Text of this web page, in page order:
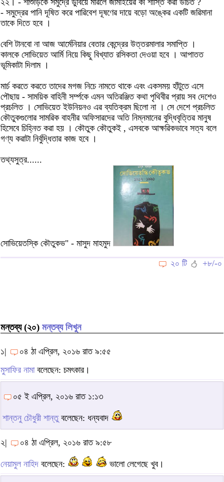
- সমুদ্রেৱ পানি দূষিত কৱে পাৱিবেশ দূষণেৱ দায়ে বড়ো অঙ্কেৱ একটি জৱিমানা
তাকে দিতে হবে ।
বেশি টানবো না আজ আর্মেনিয়ার বেতার কেন্দ্রের উত্তরমালার সমাপ্তি ।
কালকে সোভিয়েত আর্মি নিয়ে কিছু বিখ্যাত রসিকতা দেওয়া হবে । আপাতত
ভূমিকাটা দিলাম ।
মার্চ কৱতে কৱতে তাদেৱ মগজ নিচে নামতে থাকে এবং একসময় হাঁটুতে এসে
পৌছায় - সাময়িক বাহিনী সর্ম্পকে এমন অতিৱঞ্জিত কথা পৃথিবীৱ প্রায় সব দেশেও
প্রচলিত । সোভিয়েত ইউনিয়নও এৱ ব্যতিক্রম ছিলো না । সে দেশে প্রচলিত
কৌতুকগুলোৱ সামৱিক বাহনীৱ অফিসাৱদেৱ অতি নিম্নমানেৱ বুদ্ধিবৃত্তিৱ মানুষ
হিসেবে চিহ্নিত কৱা হয় । কৌতুক কৌতুকই , এসবকে আক্ষৱিকভাবে সত্য বলে
গণ্য কৱাটা নির্বুদ্ধিতাৱ কাজ হবে ।
তথ্যসুত্র......
সোভিয়েতস্কি কৌতুকভ" - মাসুদ মাহমুদ
২০ টি
+৮/-০
মন্তব্য (২০) মন্তব্য লিখুন
১|
০৪ ঠা এপ্রিল, ২০১৬ রাত ৯:৫৫
মুসাফির নামাবলেছেন: চমৎকার।
০৫ ই এপ্রিল, ২০১৬ রাত ১:১৩
শান্তনু চৌধুরী শান্তুবলেছেন: ধন্যবাদ
২| ০৪ ঠা এপ্রিল, ২০১৬ রাত ৯:৫৮
নেয়ামুল নাহিদ বলেছেন: ভালো লেগেছে খুব।